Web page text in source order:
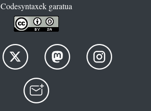
Codesyntaxek garatua